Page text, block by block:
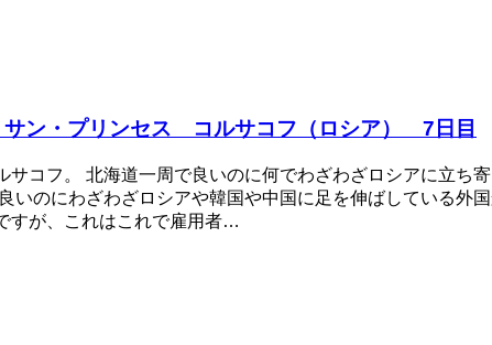
サン・プリンセス コルサコフ（ロシア） 7日目
サコフ。 北海道一周で良いのに何でわざわざロシアに立
いのにわざわざロシアや韓国や中国に足を伸ばしている
すが、これはこれで雇用者…